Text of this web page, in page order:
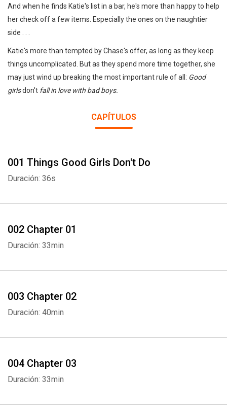
And when he finds Katie's list in a bar, he's more than happy to help
her check off a few items. Especially the ones on the naughtier
side . . .
Katie's more than tempted by Chase's offer, as long as they keep
things uncomplicated. But as they spend more time together, she
may just wind up breaking the most important rule of all: Good
girlsdon't fall in love with bad boys.
CAPÍTULOS
001 Things Good Girls Don't Do
Duración: 36s
002 Chapter 01
Duración: 33min
003 Chapter 02
Duración: 40min
004 Chapter 03
Duración: 33min